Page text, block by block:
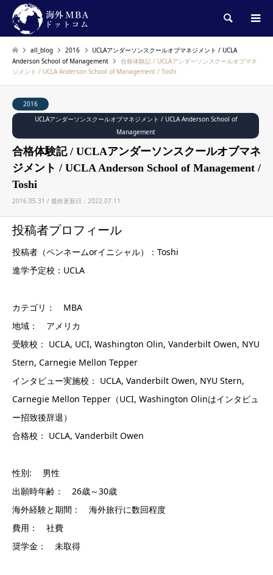
検索
all_blog 2016
UCLAアンダーソンスクールオブマネジメント / UCLA
Anderson School of Management
合格体験記 / UCLAアンダーソンスクールオブマネ
ジメント / UCLA Anderson School of Management / Toshi
2016
UCLAアンダーソンスクールオブマネジメント / UCLA Anderson School of
Management
合格体験記 / UCLAアンダーソンスクールオブマネ
ジメント / UCLA Anderson School of Management /
Toshi
2016.05.31 / 最終更新日：2022.07.11
投稿者プロフィール
投稿者（ペンネームorイニシャル）：Toshi
進学予定校：UCLA
カテゴリ： MBA
地域： アメリカ
受験校： UCLA, UCI, Washington Olin, Vanderbilt Owen, NYU
Stern, Carnegie Mellon Tepper
インタビュー実施校： UCLA, Vanderbilt Owen, NYU Stern,
Carnegie Mellon Tepper（UCI, Washington Olinはインタビュ
ー招致後辞退）
合格校： UCLA, Vanderbilt Owen
性別: 男性
出願時年齢： 26歳～30歳
海外経験と期間： 海外旅行に数回程度
費用： 社費
奨学金： 未取得